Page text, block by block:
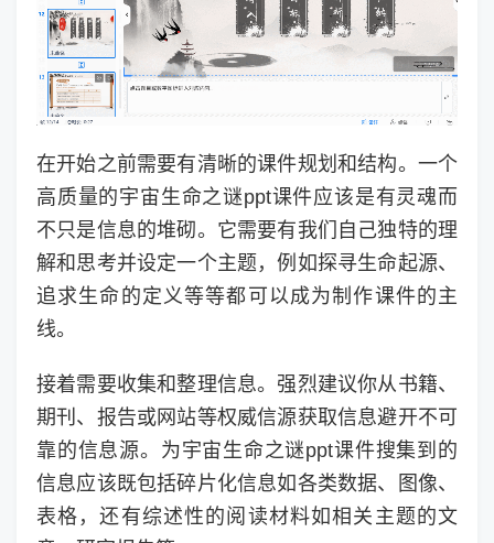
在开始之前需要有清晰的课件规划和结构。一个
高质量的宇宙生命之谜ppt课件应该是有灵魂而
不只是信息的堆砌。它需要有我们自己独特的理
解和思考并设定一个主题，例如探寻生命起源、
追求生命的定义等等都可以成为制作课件的主
线。
接着需要收集和整理信息。强烈建议你从书籍、
期刊、报告或网站等权威信源获取信息避开不可
靠的信息源。为宇宙生命之谜ppt课件搜集到的
信息应该既包括碎片化信息如各类数据、图像、
表格，还有综述性的阅读材料如相关主题的文